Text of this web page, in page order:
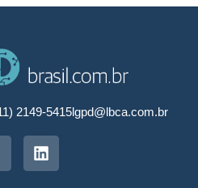
2149-5415lgpd@lbca.com.br